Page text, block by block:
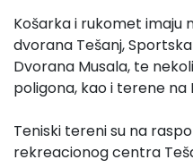
Košarka i rukomet imaju
dvorana Tešanj, Sportska
Dvorana Musala, te
poligona, kao i terene na
Teniski tereni su na
rekreacionog centra